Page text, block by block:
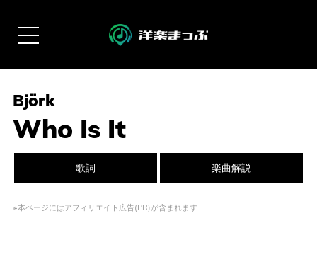
Björk
Who Is It
歌詞 楽曲解説
※本ページにはアフィリエイト広告(PR)が含まれます